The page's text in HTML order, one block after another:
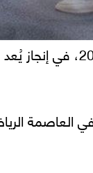
أعلنت شركة أسس العقار عن تجاوز قيمة تعاملاتها
في العاصمة